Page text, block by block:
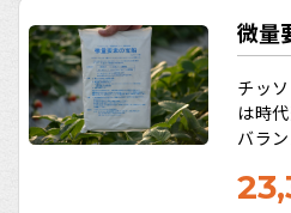
微量
チッ
は時
バラ
数的